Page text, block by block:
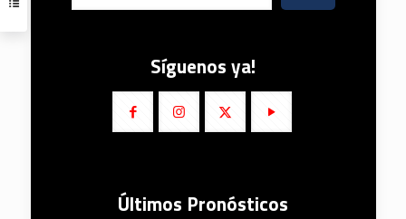
Síguenos ya!
Últimos Pronósticos